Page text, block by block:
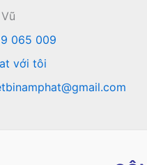
065 009
với tôi